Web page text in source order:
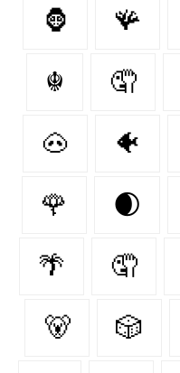
🦍 🪸
☬ 🤦‍
🐽 🐠
🌹 🌒
🌴 🤦
🐻 🎲